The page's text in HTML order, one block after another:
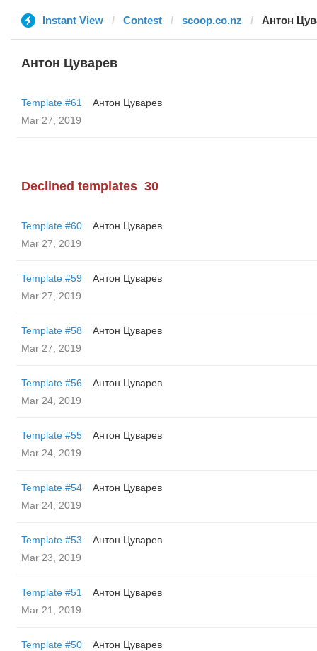
Instant View Contest scoop.co.nz Антон
Антон Цуварев
Template #61
Антон Цуварев
Mar 27, 2019
Declined templates 30
Template #60
Антон Цуварев
Mar 27, 2019
Template #59
Антон Цуварев
Mar 27, 2019
Template #58
Антон Цуварев
Mar 27, 2019
Template #56
Антон Цуварев
Mar 24, 2019
Template #55
Антон Цуварев
Mar 24, 2019
Template #54
Антон Цуварев
Mar 24, 2019
Template #53
Антон Цуварев
Mar 23, 2019
Template #51
Антон Цуварев
Mar 21, 2019
Template #50
Антон Цуварев